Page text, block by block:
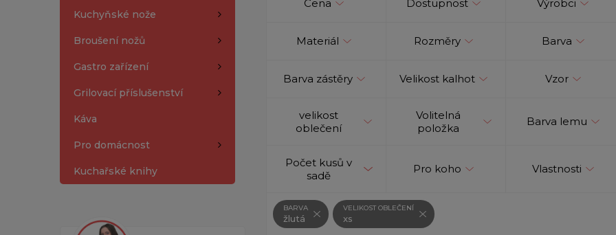
Kuchyňské nože
Broušení nožů
Gastro zařízení
Grilovací příslušenství
Káva
Pro domácnost
Kuchařské knihy
Cena Dostupnost Výrobci
Materiál Rozměry Barva
Barva zástěry Velikost kalhot Vzor
velikost
oblečení
Volitelná
položka
Barva lemu
Počet kusů v
sadě
Pro koho Vlastnosti
BARVA
žlutá
VELIKOST OBLEČENÍ
xs